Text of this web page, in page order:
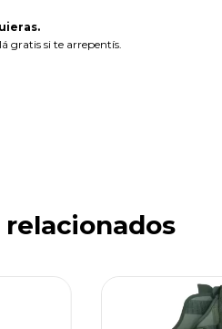
gratis si te arrepentís.